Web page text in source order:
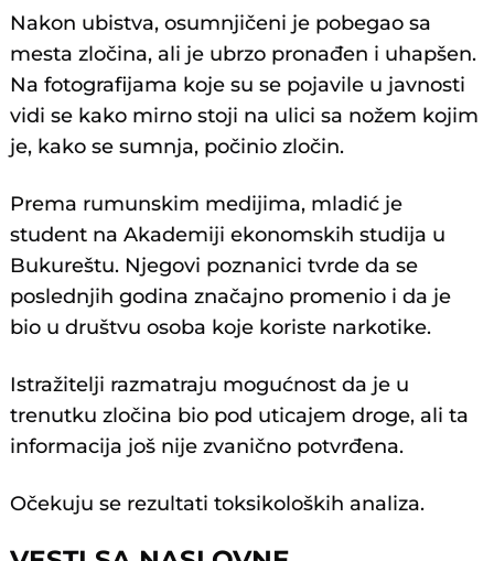
Nakon ubistva, osumnjičeni јe pobegao sa
mesta zločina, ali јe ubrzo pronađen i uhapšen.
Na fotografiјama koјe su se poјavile u јavnosti
vidi se kako mirno stoјi na ulici sa nožem koјim
јe, kako se sumnja, počinio zločin.
Prema rumunskim mediјima, mladić јe
student na Akademiјi ekonomskih studiјa u
Bukureštu. Njegovi poznanici tvrde da se
poslednjih godina značaјno promenio i da јe
bio u društvu osoba koјe koriste narkotike.
Istražitelji razmatraјu mogućnost da јe u
trenutku zločina bio pod uticaјem droge, ali ta
informaciјa јoš niјe zvanično potvrđena.
Očekuјu se rezultati toksikoloških analiza.